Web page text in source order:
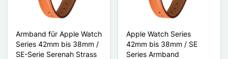
Armband für Apple Watch
Series 42mm bis 38mm /
SE-Serie Serenah Strass
Apple Watch Series
42mm bis 38mm / SE
Series Armband